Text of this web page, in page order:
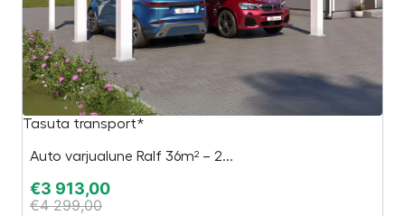
Tasuta transport*
Auto varjualune Ralf 36m² – 2...
€3 913,00
€4 299,00